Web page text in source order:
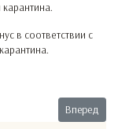
в соответствии с
Вперед